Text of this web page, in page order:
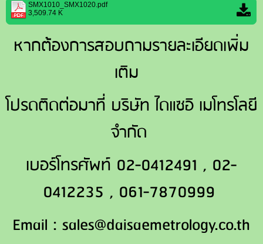
SMX1010_SMX1020.pdf
3,509.74 K
หากต้องการสอบถามรายละเอียดเพิ่ม
เติม
โปรดติดต่อมาที่ บริษัท ไดแซอิ เมโทรโลยี
จำกัด
เบอร์โทรศัพท์ 02-0412491 , 02-
0412235 , 061-7870999
Email : sales@daisaemetrology.co.th